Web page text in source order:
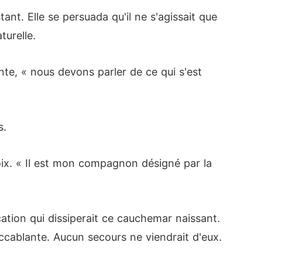
Elle se persuada qu'il ne s'agissait que
« nous devons parler de ce qui s'est
« Il est mon compagnon désigné par la
qui dissiperait ce cauchemar naissant.
Aucun secours ne viendrait d'eux.